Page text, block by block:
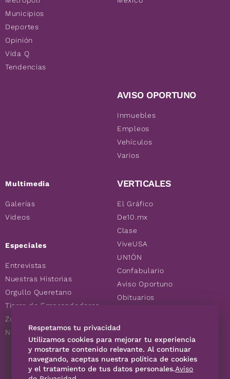
Municipios
Deportes
Opinión
Vida Q
Tendencias
Multimedia
Galerías
Videos
Especiales
Entrevistas
Nuestras Historias
Orgullo Queretano
Tierra de Emprendedores
Zoociales
Nuevos Queretanos
AVISO OPORTUNO
Inmuebles
Empleos
Vehículos
Varios
VERTICALES
El Gráfico
De10.mx
Clase
ViveUSA
UN1ÓN
Confabulario
Aviso Oportuno
Obituarios
Consultas
SÍGUENOS
Respetamos tu privacidad
Utilizamos cookies para mejorar tu experiencia
y mostrarte contenido relevante. Al continuar
navegando, aceptas nuestra política de cookies
y el tratamiento de tus datos personales.Aviso